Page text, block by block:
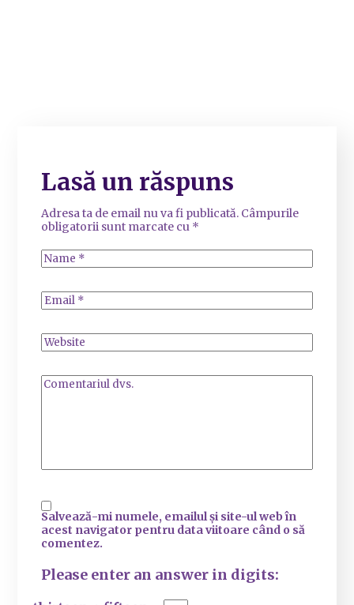
Lasă un răspuns
Adresa ta de email nu va fi publicată. Câmpurile
obligatorii sunt marcate cu *
Salvează-mi numele, emailul și site-ul web în
acest navigator pentru data viitoare când o să
comentez.
Please enter an answer in digits: